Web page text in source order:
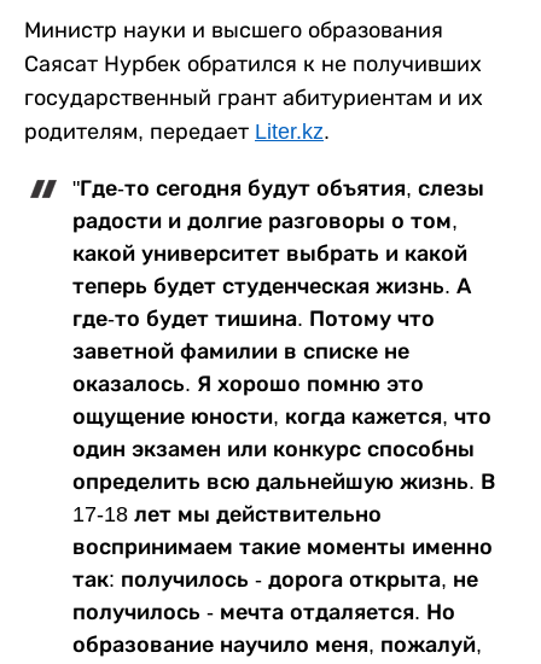
Министр науки и высшего образования
Саясат Нурбек обратился к не получивших
государственный грант абитуриентам и их
родителям, передает Liter.kz.
"Где-то сегодня будут объятия, слезы
радости и долгие разговоры о том,
какой университет выбрать и какой
теперь будет студенческая жизнь. А
где-то будет тишина. Потому что
заветной фамилии в списке не
оказалось. Я хорошо помню это
ощущение юности, когда кажется, что
один экзамен или конкурс способны
определить всю дальнейшую жизнь. В
17-18 лет мы действительно
воспринимаем такие моменты именно
так: получилось - дорога открыта, не
получилось - мечта отдаляется. Но
образование научило меня, пожалуй,